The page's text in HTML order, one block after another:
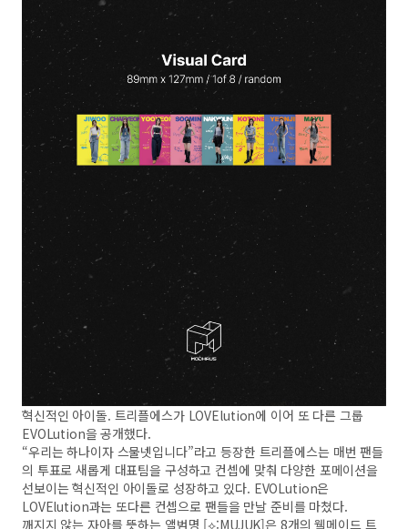
혁신적인 아이돌. 트리플에스가 LOVElution에 이어 또 다른 그룹
EVOLution을 공개했다.
“우리는 하나이자 스물넷입니다”라고 등장한 트리플에스는 매번 팬들
의 투표로 새롭게 대표팀을 구성하고 컨셉에 맞춰 다양한 포메이션을
선보이는 혁신적인 아이돌로 성장하고 있다. EVOLution은
LOVElution과는 또다른 컨셉으로 팬들을 만날 준비를 마쳤다.
깨지지 않는 자아를 뜻하는 앨범명 [⟡:MUJUK]은 8개의 웰메이드 트